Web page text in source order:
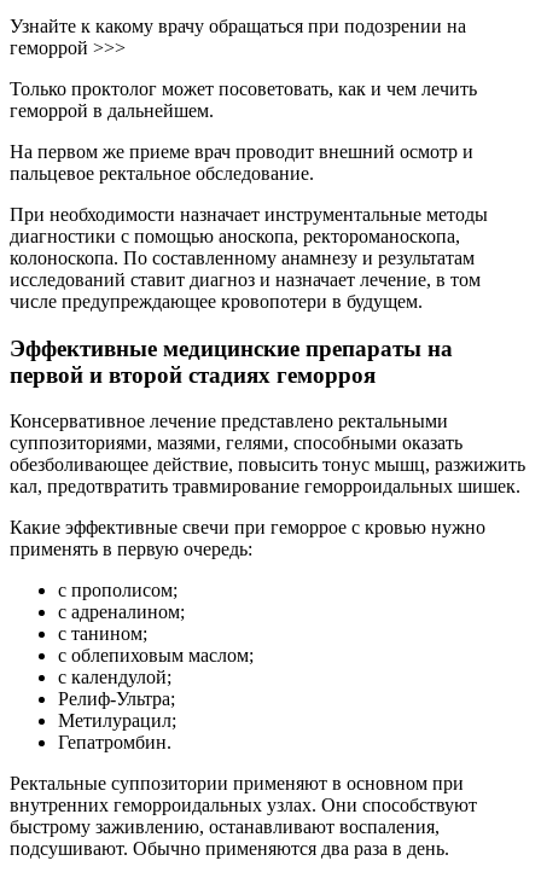
Узнайте к какому врачу обращаться при подозрении на
геморрой >>>
Только проктолог может посоветовать, как и чем лечить
геморрой в дальнейшем.
На первом же приеме врач проводит внешний осмотр и
пальцевое ректальное обследование.
При необходимости назначает инструментальные методы
диагностики с помощью аноскопа, ректороманоскопа,
колоноскопа. По составленному анамнезу и результатам
исследований ставит диагноз и назначает лечение, в том
числе предупреждающее кровопотери в будущем.
Эффективные медицинские препараты на
первой и второй стадиях геморроя
Консервативное лечение представлено ректальными
суппозиториями, мазями, гелями, способными оказать
обезболивающее действие, повысить тонус мышц, разжижить
кал, предотвратить травмирование геморроидальных шишек.
Какие эффективные свечи при геморрое с кровью нужно
применять в первую очередь:
с прополисом;
с адреналином;
с танином;
с облепиховым маслом;
с календулой;
Релиф-Ультра;
Метилурацил;
Гепатромбин.
Ректальные суппозитории применяют в основном при
внутренних геморроидальных узлах. Они способствуют
быстрому заживлению, останавливают воспаления,
подсушивают. Обычно применяются два раза в день.